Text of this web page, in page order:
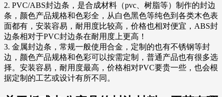
2. PVC/ABS封边条，是合成材料（pvc、树脂等）制作的封边
条，颜色产品规格和色彩全，从白色黑色等纯色到各类木色表
面都有，安装容易，耐用度比较高，价格也相对便宜，ABS封
边条相对于PVC封边条在耐用度上更高！
3. 金属封边条，常规一般使用合金，定制的也有不锈钢等封
边，颜色产品规格和色彩可以按需定制，普通产品也有很多选
择。安装容易，耐用度最高，价格相对PVC要贵一些，也会根
据定制的工艺或设计有所不同。